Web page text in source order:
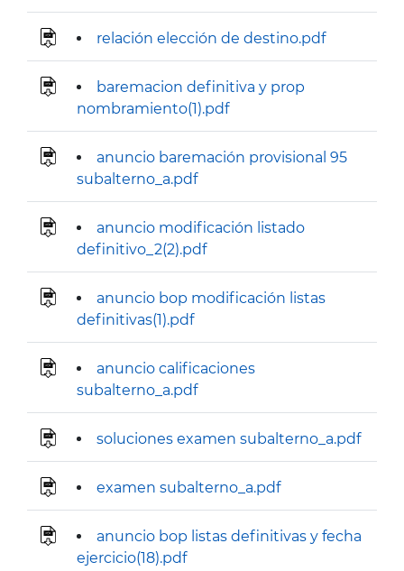
relación elección de destino.pdf
baremacion definitiva y prop
nombramiento(1).pdf
anuncio baremación provisional 95
subalterno_a.pdf
anuncio modificación listado
definitivo_2(2).pdf
anuncio bop modificación listas
definitivas(1).pdf
anuncio calificaciones
subalterno_a.pdf
soluciones examen subalterno_a.pdf
examen subalterno_a.pdf
anuncio bop listas definitivas y fecha
ejercicio(18).pdf